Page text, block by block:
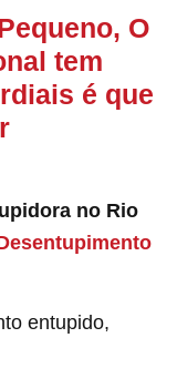
O
tem
é que
no Rio
entupido,